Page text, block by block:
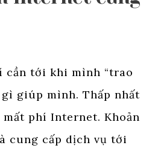
cần tới khi mình “trao
giúp mình. Thấp nhất
phí Internet. Khoản
cung cấp dịch vụ tới